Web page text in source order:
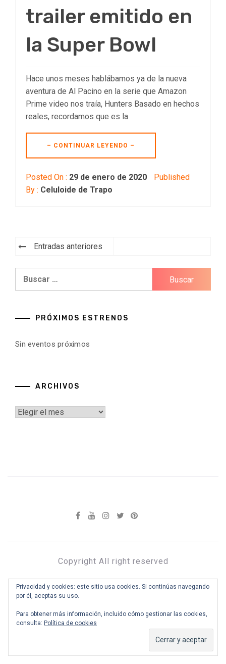
trailer emitido en
la Super Bowl
Hace unos meses hablábamos ya de la nueva
aventura de Al Pacino en la serie que Amazon
Prime video nos traía, Hunters Basado en hechos
reales, recordamos que es la
– CONTINUAR LEYENDO –
Posted On : 29 de enero de 2020
Published
By : Celuloide de Trapo
Navegación
entradas
Entradas anteriores
PRÓXIMOS ESTRENOS
Sin eventos próximos
ARCHIVOS
Archivos
Copyright All right reserved
CELULOIDE
Críticas de cine con
tono desenfadado
ThemeinWP
Privacidad y cookies: este sitio usa cookies. Si continúas navegando
por él, aceptas su uso.
Para obtener más información, incluido cómo gestionar las cookies,
consulta: Política de cookies